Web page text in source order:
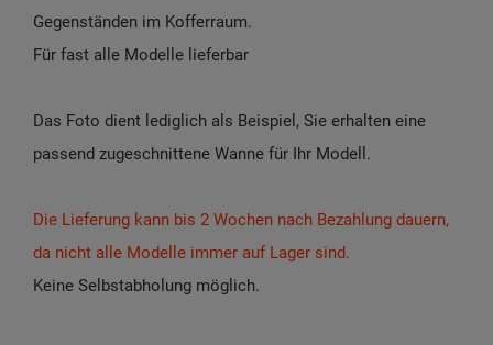
Gegenständen im Kofferraum.
Für fast alle Modelle lieferbar
Das Foto dient lediglich als Beispiel, Sie erhalten eine
passend zugeschnittene Wanne für Ihr Modell.
Die Lieferung kann bis 2 Wochen nach Bezahlung dauern,
da nicht alle Modelle immer auf Lager sind.
Keine Selbstabholung möglich.